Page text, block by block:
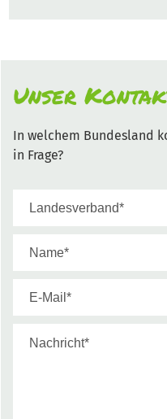
Unser
In welchem Bundesland
in Frage?